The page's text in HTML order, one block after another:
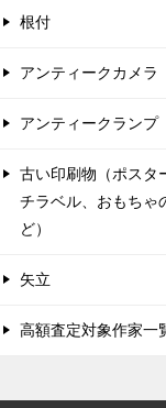
根付
アンティークカメラ
アンティークランプ
古い印刷物（ポスタ
チラベル、おもちゃ
ど）
矢立
高額査定対象作家一